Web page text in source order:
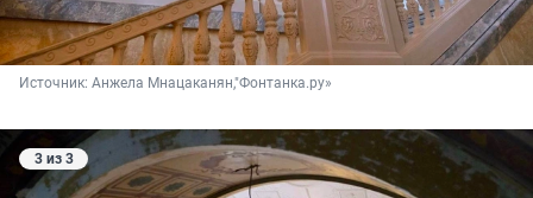
Источник: Анжела Мнацаканян,"Фонтанка.ру»
3 из 3